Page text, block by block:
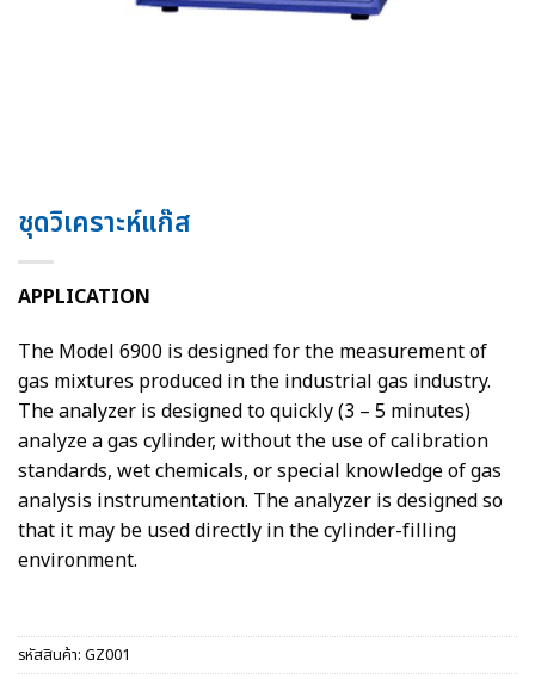
ชุดวิเคราะห์แก๊ส
APPLICATION
The Model 6900 is designed for the measurement of
gas mixtures produced in the industrial gas industry.
The analyzer is designed to quickly (3 – 5 minutes)
analyze a gas cylinder, without the use of calibration
standards, wet chemicals, or special knowledge of gas
analysis instrumentation. The analyzer is designed so
that it may be used directly in the cylinder-filling
environment.
รหัสสินค้า: GZ001